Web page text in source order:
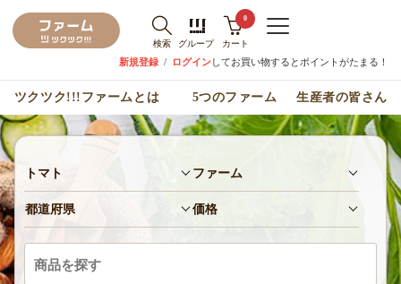
検索 グループ
0
カート
新規登録 / ログインしてお買い物するとポイントがたまる！
ツクツク!!!ファームとは 5つのファーム 生産者の皆さん
トマト ファーム
都道府県 価格